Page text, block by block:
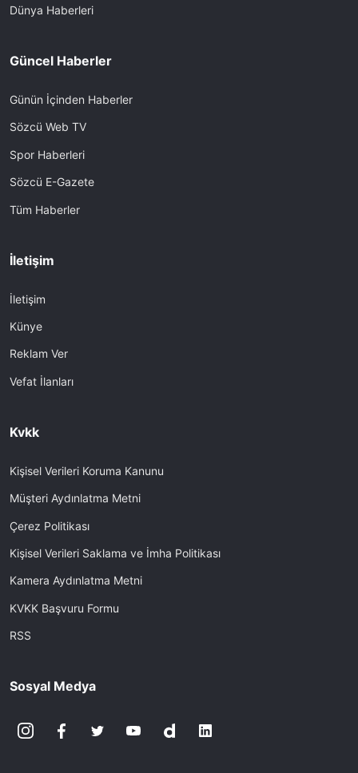
Dünya Haberleri
Güncel Haberler
Günün İçinden Haberler
Sözcü Web TV
Spor Haberleri
Sözcü E-Gazete
Tüm Haberler
İletişim
İletişim
Künye
Reklam Ver
Vefat İlanları
Kvkk
Kişisel Verileri Koruma Kanunu
Müşteri Aydınlatma Metni
Çerez Politikası
Kişisel Verileri Saklama ve İmha Politikası
Kamera Aydınlatma Metni
KVKK Başvuru Formu
RSS
Sosyal Medya